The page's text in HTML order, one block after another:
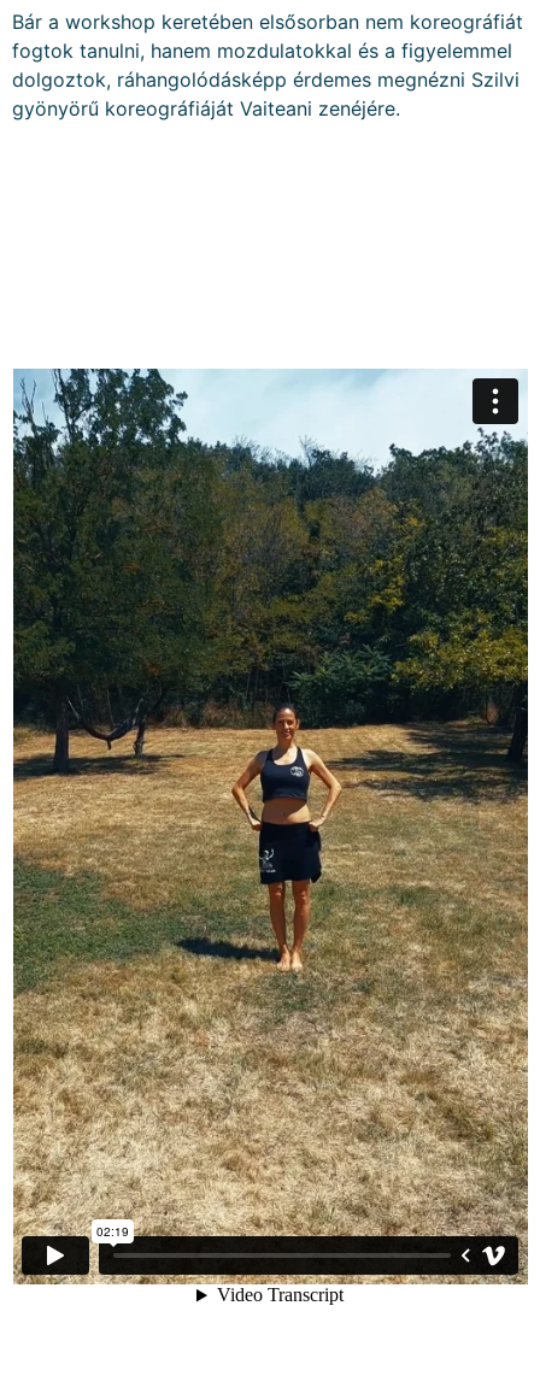
Bár a workshop keretében elsősorban nem koreográfiát
fogtok tanulni, hanem mozdulatokkal és a figyelemmel
dolgoztok, ráhangolódásképp érdemes megnézni Szilvi
gyönyörű koreográfiáját Vaiteani zenéjére.